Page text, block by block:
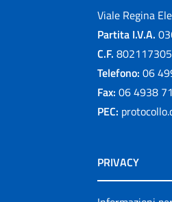
Viale Regina
Partita I.V.A.
C.F.
Telefono: 06
Fax: 06 4938
PEC:
PRIVACY